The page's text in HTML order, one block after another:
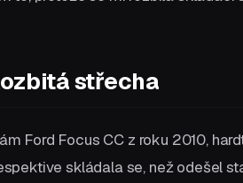
střecha
Ford Focus CC z roku 2010,
skládala se, než odešel